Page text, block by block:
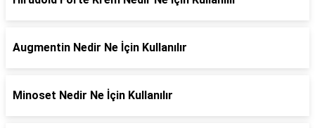
Augmentin Nedir Ne İçin Kullanılır
Minoset Nedir Ne İçin Kullanılır